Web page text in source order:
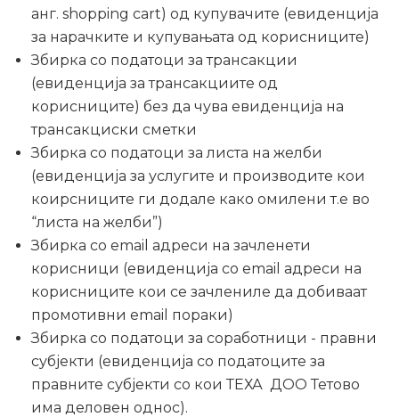
анг. shopping cart) од купувачите (евиденција
за нарачките и купувањата од корисниците)
Збирка со податоци за трансакции
(евиденција за трансакциите од
корисниците) без да чува евиденција на
трансакциски сметки
Збирка со податоци за листа на желби
(евиденција за услугите и производите кои
коирсниците ги додале како омилени т.е во
“листа на желби”)
Збирка со email адреси на зачленети
корисници (евиденција со email адреси на
корисниците кои се зачлениле да добиваат
промотивни email пораки)
Збирка со податоци за соработници - правни
субјекти (евиденција со податоците за
правните субјекти со кои ТЕХА ДОО Тетово
има деловен однос).